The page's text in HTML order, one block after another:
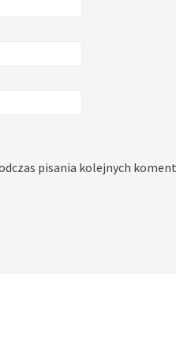
pisania kolejnych